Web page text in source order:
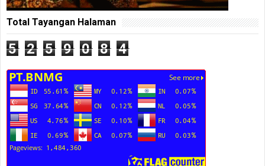
Total Tayangan Halaman
5 2 5 9 0 8 4